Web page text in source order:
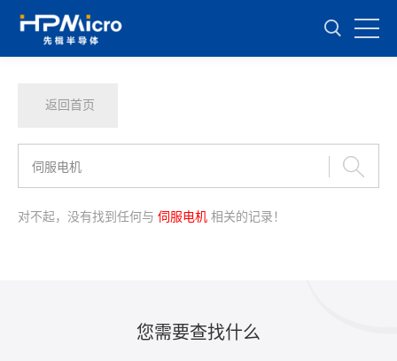
返回首页
对不起，没有找到任何与 伺服电机 相关的记录！
您需要查找什么